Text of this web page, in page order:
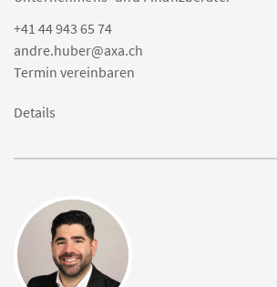
+41 44 943 65 74
andre.huber@axa.ch
Termin vereinbaren
Details